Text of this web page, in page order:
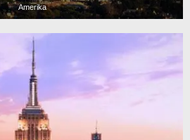
Amerika